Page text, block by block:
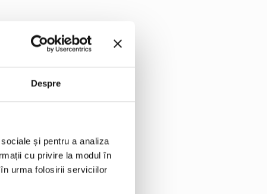
Despre
și pentru a analiza
cu privire la modul în
urma folosirii serviciilor